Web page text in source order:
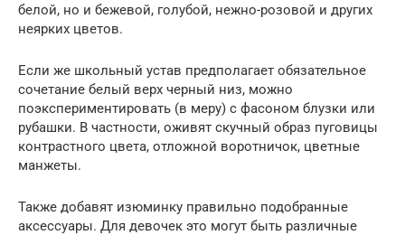
белой, но и бежевой, голубой, нежно-розовой и других
неярких цветов.
Если же школьный устав предполагает обязательное
сочетание белый верх черный низ, можно
поэкспериментировать (в меру) с фасоном блузки или
рубашки. В частности, оживят скучный образ пуговицы
контрастного цвета, отложной воротничок, цветные
манжеты.
Также добавят изюминку правильно подобранные
аксессуары. Для девочек это могут быть различные